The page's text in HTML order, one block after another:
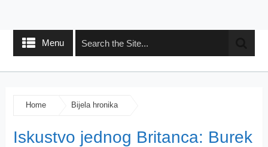
Menu
Home Bijela hronika
Iskustvo jednog Britanca: Burek